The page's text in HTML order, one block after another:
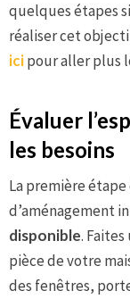
quelques étapes
réaliser cet
icipour aller plus
Évaluer
les besoins
La première
d’aménagement
disponible.
pièce de votre
des fenêtres,